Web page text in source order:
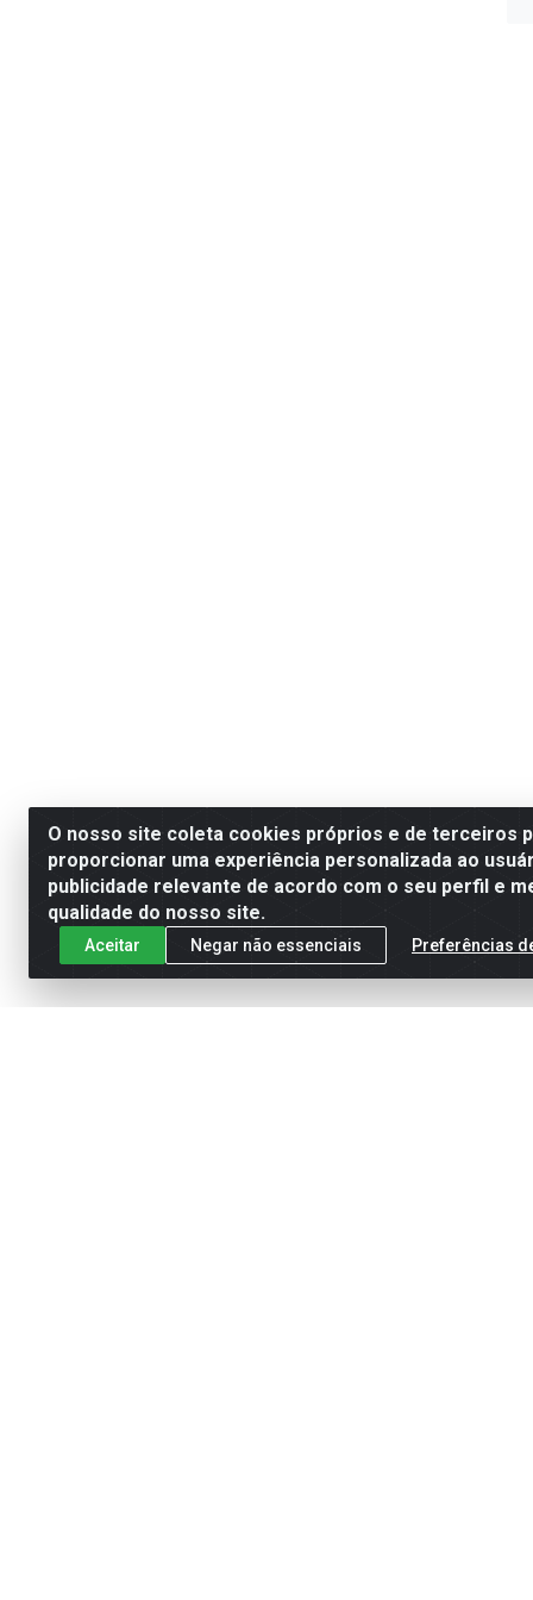
O nosso site coleta cookies próprios e de terceiros
proporcionar uma experiência personalizada ao
publicidade relevante de acordo com o seu perfil e
qualidade do nosso site.
Aceitar Negar não essenciais Preferências